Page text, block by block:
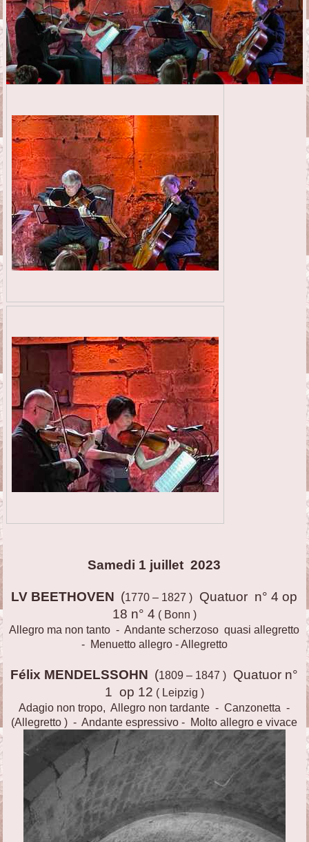
Samedi 1 juillet 2023
LV BEETHOVEN (1770 – 1827 )
Quatuor n° 4 op
18 n° 4 ( Bonn )
Allegro ma non tanto - Andante scherzoso quasi allegretto
- Menuetto allegro - Allegretto
Félix MENDELSSOHN (1809 – 1847 )
Quatuor n°
1 op 12 ( Leipzig )
Adagio non tropo, Allegro non tardante - Canzonetta -
(Allegretto ) - Andante espressivo - Molto allegro e vivace